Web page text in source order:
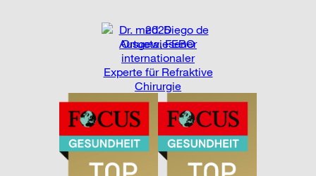
2025
Ausgewiesener
internationaler
Experte für Refraktive
Chirurgie